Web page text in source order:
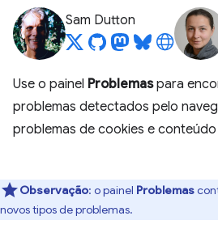
Sam Dutton
Use o painel Problemaspara
problemas detectados pelo
problemas de cookies e
Observação: o painel Problemas
novos tipos de problemas.